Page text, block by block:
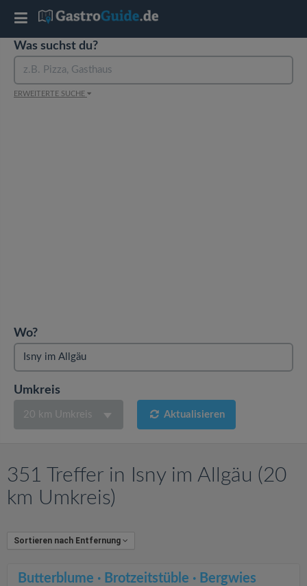
Was suchst du?
ERWEITERTE SUCHE
Wo?
Umkreis
20 km Umkreis Aktualisieren
351 Treffer in Isny im Allgäu (20
km Umkreis)
Sortieren nach Entfernung
Butterblume · Brotzeitstüble · Bergwies
T
o
g
i
a